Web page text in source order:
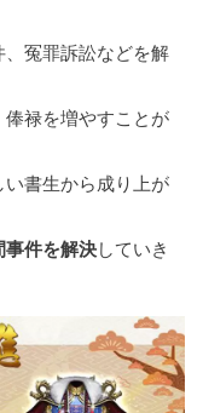
冤罪訴訟などを解
禄を増やすことが
書生から成り上が
事件を解決していき